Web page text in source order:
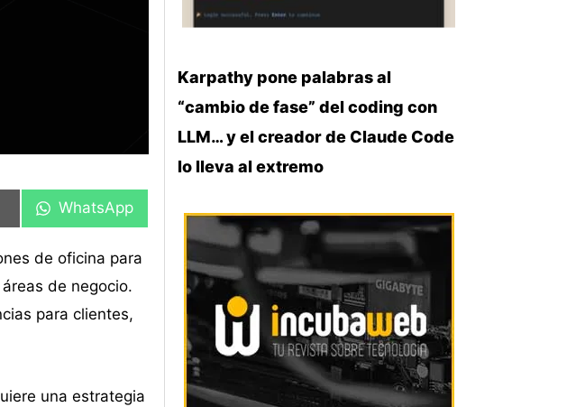
en
WhatsApp
de oficina para
de negocio.
para clientes,
una estrategia
en
Karpathy pone palabras al
“cambio de fase” del coding con
LLM… y el creador de Claude Code
lo lleva al extremo